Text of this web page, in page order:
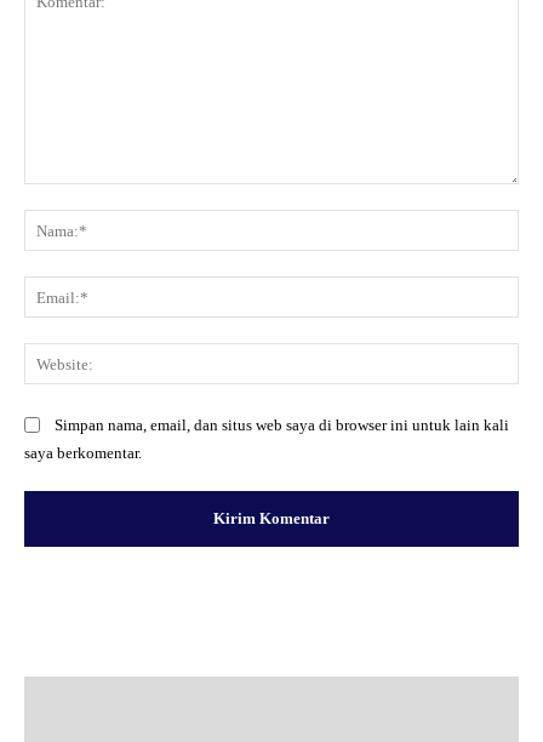
Simpan nama, email, dan situs web saya di browser ini untuk lain kali
saya berkomentar.